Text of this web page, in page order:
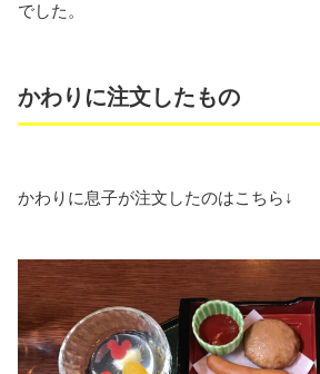
でした。
かわりに注文したもの
かわりに息子が注文したのはこちら↓